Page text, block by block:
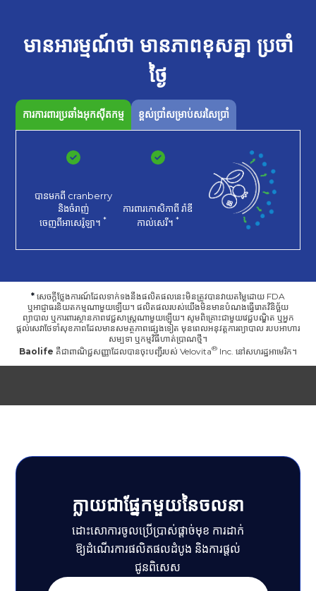
មានអារម្មណ៍ថា មានភាពខុសគ្នា ប្រចាំ
ថ្ងៃ
ការការពារប្រឆាំងអុកស៊ីតកម្ម ខ្ពស់ប្រាំសម្រាប់សរសៃប្រាំ
បានមកពី cranberry
និងចំរាញ់
ចេញពីអាសេរ៉ូឡា។ *
ការពារកោសិកាពី រ៉ាឌី
កាល់សេរី។ *
* សេចក្តីថ្លែងការណ៍ដែលទាក់ទងនឹងផលិតផលនេះមិនត្រូវបានវាយតម្លៃដោយ FDA
ឬអាជ្ញាធរនិយតកម្មណាមួយឡើយ។ ផលិតផលរបស់យើងមិនមានបំណងធ្វើរោគវិនិច្ឆ័យ
ព្យាបាល ឬការពារស្ថានភាពវេជ្ជសាស្ត្រណាមួយឡើយ។ សូមពិគ្រោះជាមួយវេជ្ជបណ្ឌិត ឬអ្នក
ផ្តល់សេវាថែទាំសុខភាពដែលមានសមត្ថភាពផ្សេងទៀត មុនពេលអនុវត្តការព្យាបាល របបអាហារ
សម្បទា ឬកម្មវិធីហាត់ប្រាណថ្មី។
Baolife គឺជាពាណិជ្ជសញ្ញាដែលបានចុះបញ្ជីរបស់ Velovita Inc. នៅសហរដ្ឋអាមេរិក។
ក្លាយជាផ្នែកមួយនៃចលនា
ដោះសោការចូលប្រើប្រាស់ផ្តាច់មុខ ការដាក់
ឱ្យដំណើរការផលិតផលដំបូង និងការផ្តល់
ជូនពិសេស